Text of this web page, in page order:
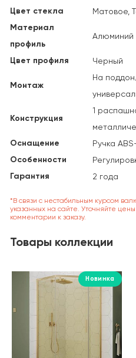
Цвет стекла Матовое,
Материал
профиль
Алюминий
Цвет профиля Черный
Монтаж
На
Конструкция
1
Оснащение Ручка
Особенности
Гарантия 2 года
*В связи с нестабильным курсом
указанных на сайте. Уточняйте
комментарии к заказу.
Товары коллекции
Новинка